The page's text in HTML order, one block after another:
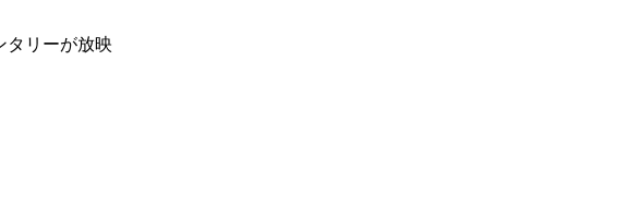
タリーが放映